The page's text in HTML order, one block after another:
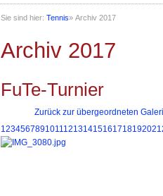
Sie sind hier: Tennis» Archiv 2017
Archiv 2017
FuTe-Turnier
Zurück zur übergeordneten
123456789101112131415161718192021